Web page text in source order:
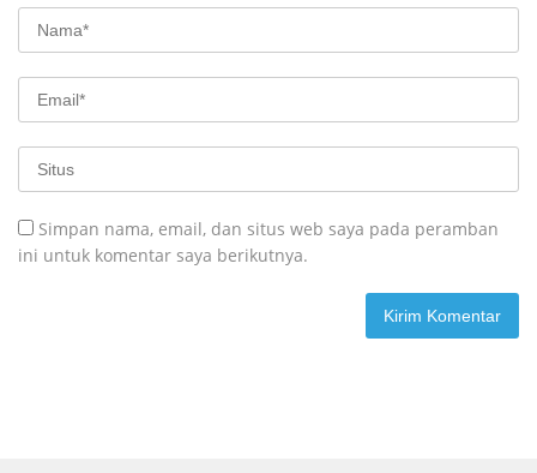
Simpan nama, email, dan situs web saya pada peramban
ini untuk komentar saya berikutnya.